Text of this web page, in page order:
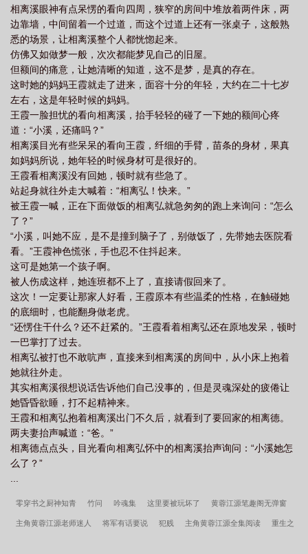
相离溪眼神有点呆愣的看向四周，狭窄的房间中堆放着两件床，两
边靠墙，中间留着一个过道，而这个过道上还有一张桌子，这般熟
悉的场景，让相离溪整个人都恍惚起来。
仿佛又如做梦一般，次次都能梦见自己的旧屋。
但额间的痛意，让她清晰的知道，这不是梦，是真的存在。
这时她的妈妈王霞就走了进来，面容十分的年轻，大约在二十七岁
左右，这是年轻时候的妈妈。
王霞一脸担忧的看向相离溪，抬手轻轻的碰了一下她的额间心疼
道：“小溪，还痛吗？”
相离溪目光有些呆呆的看向王霞，纤细的手臂，苗条的身材，果真
如妈妈所说，她年轻的时候身材可是很好的。
王霞看相离溪没有回她，顿时就有些急了。
站起身就往外走大喊着：“相离弘！快来。”
被王霞一喊，正在下面做饭的相离弘就急匆匆的跑上来询问：“怎么
了？”
“小溪，叫她不应，是不是撞到脑子了，别做饭了，先带她去医院看
看。”王霞神色慌张，手也忍不住抖起来。
这可是她第一个孩子啊。
被人伤成这样，她连班都不上了，直接请假回来了。
这次！一定要让那家人好看，王霞原本有些温柔的性格，在触碰她
的底细时，也能翻身做老虎。
“还愣住干什么？还不赶紧的。”王霞看着相离弘还在原地发呆，顿时
一巴掌打了过去。
相离弘被打也不敢吭声，直接来到相离溪的房间中，从小床上抱着
她就往外走。
其实相离溪很想说话告诉他们自己没事的，但是灵魂深处的疲倦让
她昏昏欲睡，打不起精神来。
王霞和相离弘抱着相离溪出门不久后，就看到了要回家的相离德。
两夫妻抬声喊道：“爸。”
相离德点点头，目光看向相离弘怀中的相离溪抬声询问：“小溪她怎
么了？”
零穿书之厨神知青 竹问 吟魂集 这里要被玩坏了 黄蓉江源笔趣阁无弹窗
主角黄蓉江源老师迷人 将军有话要说 犯贱 主角黄蓉江源全集阅读 重生之